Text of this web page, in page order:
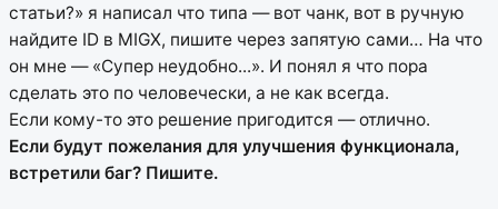
статьи?» я написал что типа — вот чанк, вот в ручную
найдите ID в MIGX, пишите через запятую сами… На что
он мне — «Супер неудобно...». И понял я что пора
сделать это по человечески, а не как всегда.
Если кому-то это решение пригодится — отлично.
Если будут пожелания для улучшения функционала,
встретили баг? Пишите.